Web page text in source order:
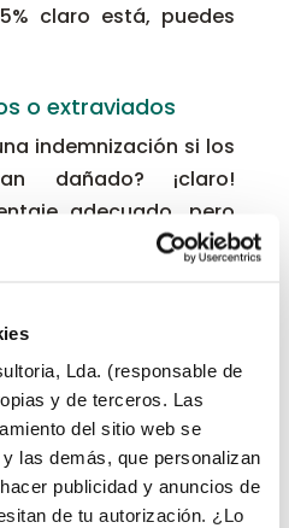
Lda. (responsable de
y de terceros. Las
del sitio web se
las demás, que personalizan
publicidad y anuncios de
de tu autorización. ¿Lo
claro está, puedes
o extraviados
indemnización si los
dañado? ¡claro!
adecuado, pero
si no me saldrá
no vendidos,
pagarte una
yo llegué en la
se llevó tu caja, no te